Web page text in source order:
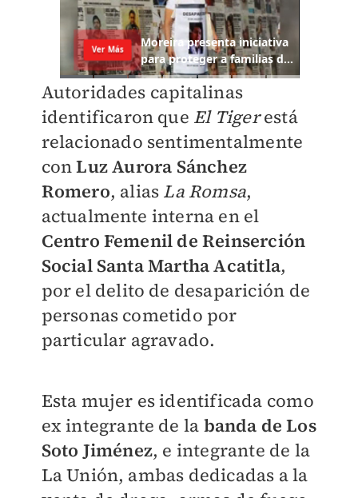
Autoridades capitalinas
identificaron que El Tigerestá
relacionado sentimentalmente
conLuz Aurora Sánchez
Romero, alias La Romsa,
actualmente interna en el
Centro Femenil de Reinserción
Social Santa Martha Acatitla,
por el delito de desaparición de
personas cometido por
particular agravado.
Esta mujer es identificada como
ex integrante de la banda de Los
Soto Jiménez, e integrante de la
La Unión, ambas dedicadas a la